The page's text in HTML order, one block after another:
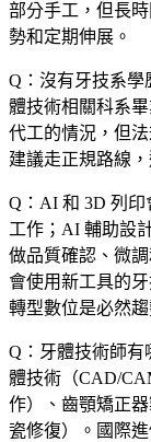
部分手工，但長
勢和定期伸展。
Q：沒有牙技系學
體技術相關科系
代工的情況，但
建議走正規路線
Q：AI 和 3D 列印
工作；AI 輔助設
做品質確認、微
會使用新工具的
轉型數位是必然趨
Q：牙體技術師有
體技術（CAD/
作）、齒顎矯正
瓷修復）。國際